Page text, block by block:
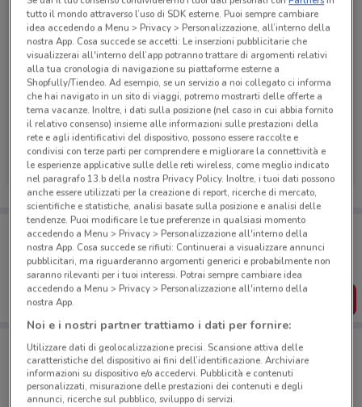
Pinalli
Scade il 31/08 753 m
Porta DoveConviene sempre con te!
Puoi trovare le migliori offerte dei negozi vicino a te,
salvarle e creare la tua lista del risparmio, comodamente
dal tuo cellulare.
Negozi Pinalli a Trento
tutto il mondo attraverso l’uso di SDK esterne. Puoi sempre cambiare
idea accedendo a Menu > Privacy > Personalizzazione, all’interno della
nostra App. Cosa succede se accetti: Le inserzioni pubblicitarie che
visualizzerai all'interno dell’app potranno trattare di argomenti relativi
alla tua cronologia di navigazione su piattaforme esterne a
Shopfully/Tiendeo. Ad esempio, se un servizio a noi collegato ci informa
che hai navigato in un sito di viaggi, potremo mostrarti delle offerte a
tema vacanze. Inoltre, i dati sulla posizione (nel caso in cui abbia fornito
il relativo consenso) insieme alle informazioni sulle prestazioni della
rete e agli identificativi del dispositivo, possono essere raccolte e
condivisi con terze parti per comprendere e migliorare la connettività e
le esperienze applicative sulle delle reti wireless, come meglio indicato
nel paragrafo 13.b della nostra Privacy Policy. Inoltre, i tuoi dati possono
anche essere utilizzati per la creazione di report, ricerche di mercato,
scientifiche e statistiche, analisi basate sulla posizione e analisi delle
tendenze. Puoi modificare le tue preferenze in qualsiasi momento
accedendo a Menu > Privacy > Personalizzazione all'interno della
nostra App. Cosa succede se rifiuti: Continuerai a visualizzare annunci
pubblicitari, ma riguarderanno argomenti generici e probabilmente non
saranno rilevanti per i tuoi interessi. Potrai sempre cambiare idea
accedendo a Menu > Privacy > Personalizzazione all'interno della
nostra App.
Noi e i nostri partner trattiamo i dati per fornire:
Utilizzare dati di geolocalizzazione precisi. Scansione attiva delle
caratteristiche del dispositivo ai fini dell’identificazione. Archiviare
informazioni su dispositivo e/o accedervi. Pubblicità e contenuti
personalizzati, misurazione delle prestazioni dei contenuti e degli
annunci, ricerche sul pubblico, sviluppo di servizi.